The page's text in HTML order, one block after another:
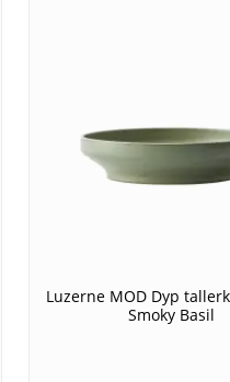
Luzerne MOD Dyp
Smoky Basil